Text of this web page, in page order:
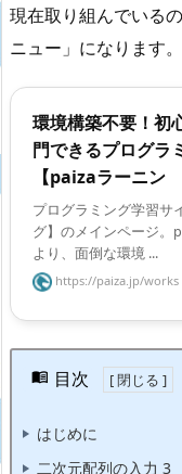
現在取り組んでいる
ニュー」になります。
環境構築不要！初
門できるプログラ
【paizaラーニン
プログラミング学習サ
グ】のメインページ。
より、面倒な環境 ...
https://paiza.jp/works
目次
はじめに
二次元配列の入力 3